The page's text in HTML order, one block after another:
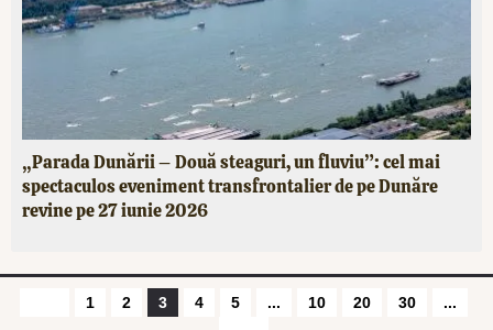
„Parada Dunării – Două steaguri, un fluviu”: cel mai
spectaculos eveniment transfrontalier de pe Dunăre
revine pe 27 iunie 2026
1 2 3 4 5 ... 10 20 30 ...